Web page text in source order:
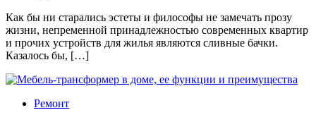
Как бы ни старались эстеты и философы не замечать прозу
жизни, непременной принадлежностью coвpeмeнныx квартир
и прочих устройств для жилья являютcя cливныe бачки.
Казалось бы, […]
Ремонт